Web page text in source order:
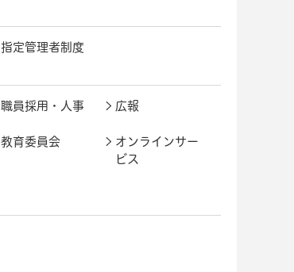
指定管理者制度
職員採用・人事 広報
教育委員会
オンラインサー
ビス